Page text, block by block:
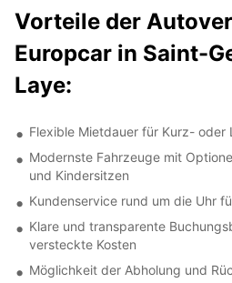
Vorteile der
Europcar in Saint-
Laye:
Flexible Mietdauer für Kurz- oder
Modernste Fahrzeuge mit
und Kindersitzen
Kundenservice rund um die Uhr
Klare und transparente
versteckte Kosten
Möglichkeit der Abholung und